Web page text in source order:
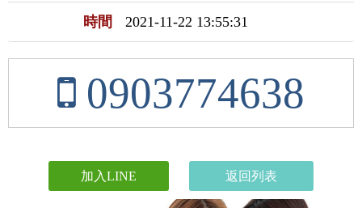
時間 2021-11-22 13:55:31
0903774638
加入LINE 返回列表